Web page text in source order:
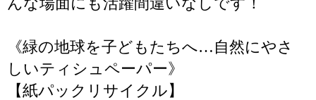
《緑の地球を子どもたちへ…自然にやさ
しいティシュペーパー》
【紙パックリサイクル】